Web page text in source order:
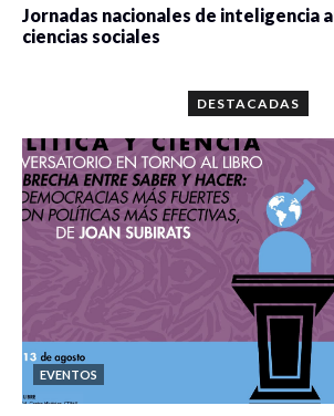
Jornadas nacionales de inteligencia
ciencias sociales
DESTACADAS
EVENTOS